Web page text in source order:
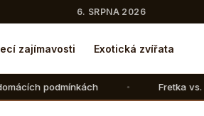
6. SRPNA 2026
zajímavosti Exotická zvířata
Fretka vs. kočka: V čem se